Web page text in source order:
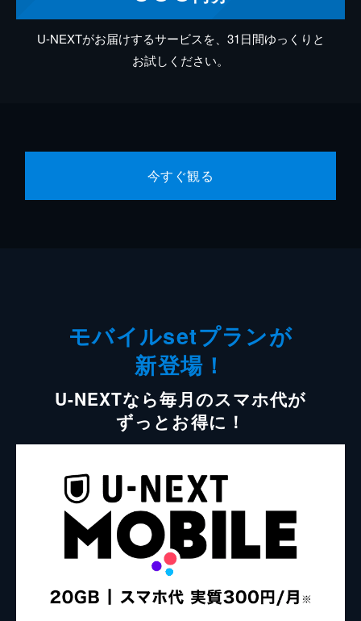
U-NEXTがお届けするサービスを、31日間ゆっくりと
お試しください。
今すぐ観る
モバイルsetプランが
新登場！
U-NEXTなら毎月のスマホ代が
ずっとお得に！